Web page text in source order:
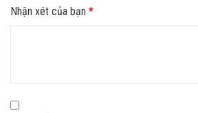
Dàn lạnh bằng
Nhận xét của bạn *